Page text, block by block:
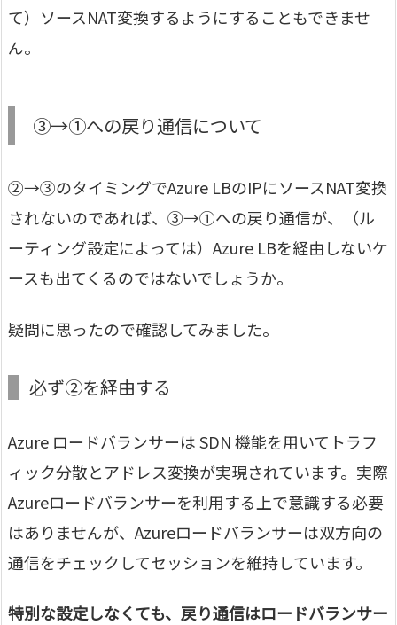
て）ソースNAT変換するようにすることもできませ
ん。
③→①への戻り通信について
②→③のタイミングでAzure LBのIPにソースNAT変換
されないのであれば、③→①への戻り通信が、（ル
ーティング設定によっては）Azure LBを経由しないケ
ースも出てくるのではないでしょうか。
疑問に思ったので確認してみました。
必ず②を経由する
Azure ロードバランサーは SDN 機能を用いてトラフ
ィック分散とアドレス変換が実現されています。実際
Azureロードバランサーを利用する上で意識する必要
はありませんが、Azureロードバランサーは双方向の
通信をチェックしてセッションを維持しています。
特別な設定しなくても、戻り通信はロードバランサー